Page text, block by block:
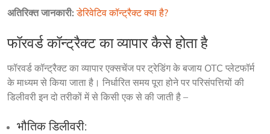
अतिरिक्त जानकारी: डेरिवेटिव कॉन्ट्रैक्ट क्या है?
फॉरवर्ड कॉन्ट्रैक्ट का व्यापार कैसे होता है
फॉरवर्ड कॉन्ट्रैक्ट का व्यापार एक्सचेंज पर ट्रेडिंग के बजाय OTC प्लेटफॉर्म
के माध्यम से किया जाता है। निर्धारित समय पूरा होने पर परिसंपत्तियों की
डिलीवरी इन दो तरीकों में से किसी एक से की जाती है –
भौतिक डिलीवरी: